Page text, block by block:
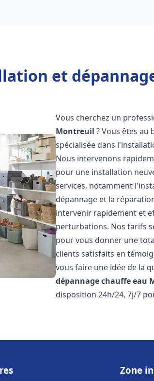
et
Vous cherchez un
Montreuil ? Vous êtes
spécialisée dans
Nous intervenons
pour une installation
services, notamment
dépannage et la
intervenir rapidement et
perturbations. Nos tarifs
pour vous donner une
clients satisfaits en
vous faire une idée de la
dépannage chauffe eau
disposition 24h/24, 7j/7
Zone